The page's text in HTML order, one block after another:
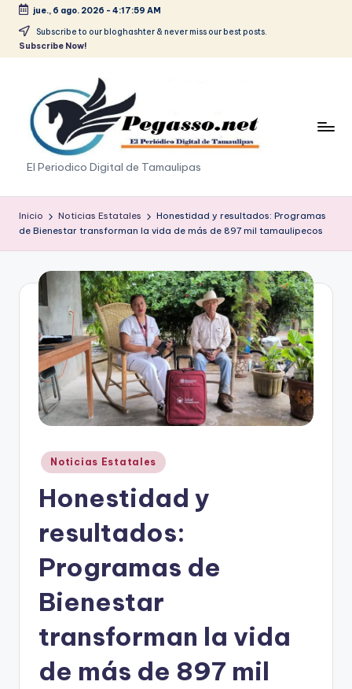
Saltar
jue., 6 ago. 2026 - 4:17:59 AM
Subscribe to our bloghashter & never miss our best posts.
Subscribe Now!
p
e
g
a
o
p
El Periodico Digital de Tamaulipas
Inicio Noticias Estatales
Honestidad y resultados: Programas
de Bienestar transforman la vida de más de 897 mil tamaulipecos
Publicado
en
Noticias Estatales
Honestidad y
resultados:
Programas de
Bienestar
transforman la vida
de más de 897 mil